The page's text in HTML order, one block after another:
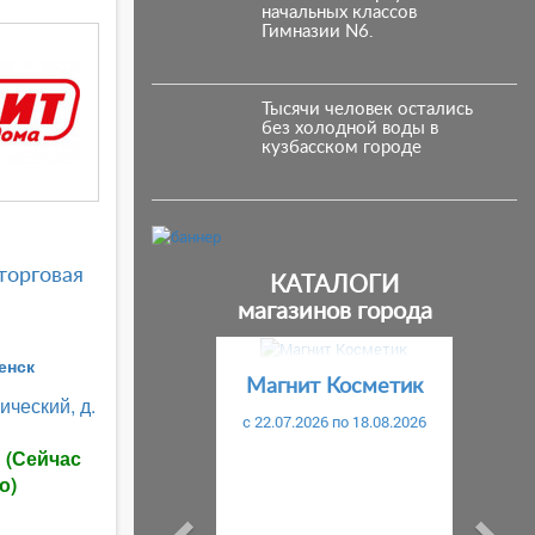
д.
(Сейчас
начальных классов
Гимназии N6.
Тысячи человек остались
без холодной воды в
кузбасском городе
КАТАЛОГИ
магазинов города
Магнит Косметик
c 22.07.2026 по 18.08.2026
Предыдущий